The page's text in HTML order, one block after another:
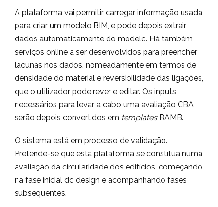
A plataforma vai permitir carregar informação usada
para criar um modelo BIM, e pode depois extrair
dados automaticamente do modelo. Há também
serviços online a ser desenvolvidos para preencher
lacunas nos dados, nomeadamente em termos de
densidade do material e reversibilidade das ligações,
que o utilizador pode rever e editar. Os inputs
necessários para levar a cabo uma avaliação CBA
serão depois convertidos em templatesBAMB.
O sistema está em processo de validação.
Pretende-se que esta plataforma se constitua numa
avaliação da circularidade dos edifícios, começando
na fase inicial do design e acompanhando fases
subsequentes.